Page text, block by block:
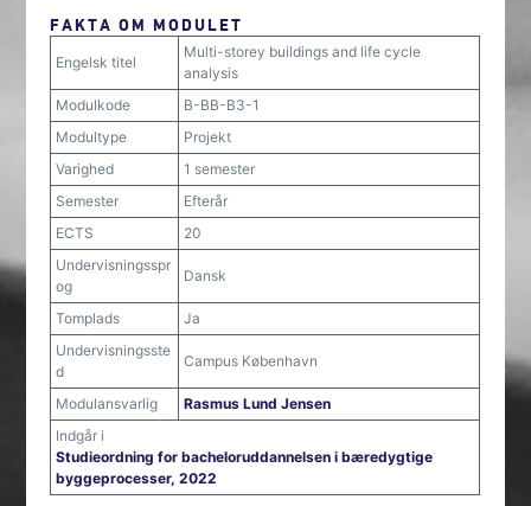
FAKTA OM MODULET
Engelsk titel
Multi-storey buildings and life cycle
analysis
Modulkode
B-BB-B3-1
Modultype
Projekt
Varighed
1 semester
Semester
Efterår
ECTS
20
Undervisningsspr
og
Dansk
Tomplads
Ja
Undervisningsste
d
Campus København
Modulansvarlig
Rasmus Lund Jensen
Indgår i
Studieordning for bacheloruddannelsen i bæredygtige
byggeprocesser, 2022